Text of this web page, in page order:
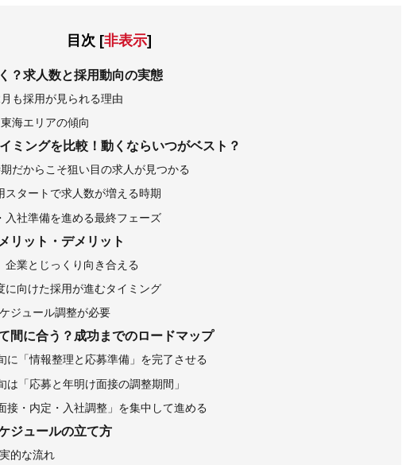
目次 [非表示]
？求人数と採用動向の実態
も採用が見られる理由
海エリアの傾向
ミングを比較！動くならいつがベスト？
だからこそ狙い目の求人が見つかる
スタートで求人数が増える時期
入社準備を進める最終フェーズ
リット・デメリット
企業とじっくり向き合える
に向けた採用が進むタイミング
ジュール調整が必要
間に合う？成功までのロードマップ
に「情報整理と応募準備」を完了させる
「応募と年明け面接の調整期間」
接・内定・入社調整」を集中して進める
ジュールの立て方
的な流れ